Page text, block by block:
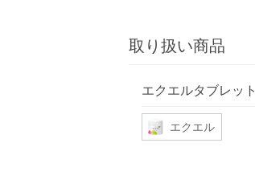
取り扱い商品
エクエルタブレット
エクエル